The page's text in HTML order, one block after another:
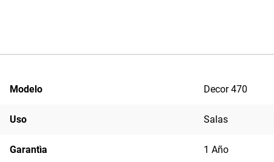
Modelo Decor 470
Uso Salas
Garantìa 1 Año